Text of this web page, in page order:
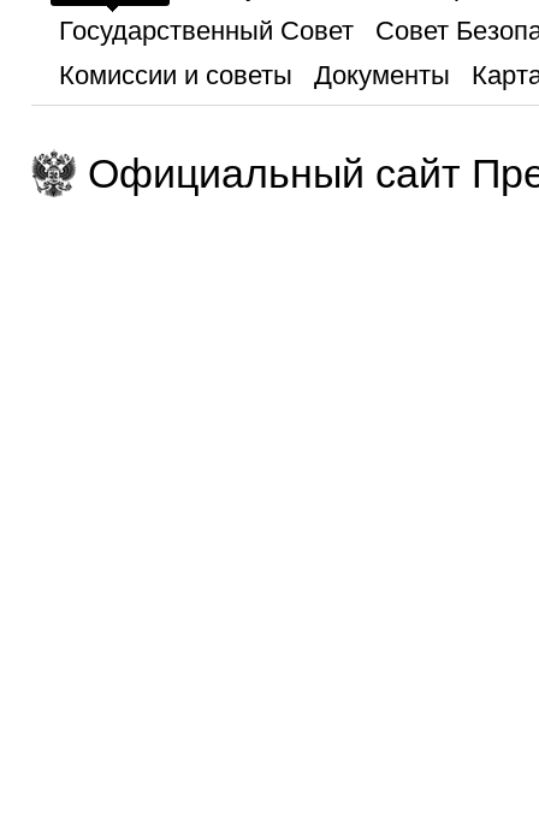
Государственный Совет
Совет
Комиссии и советы
Документы
Официальный сайт